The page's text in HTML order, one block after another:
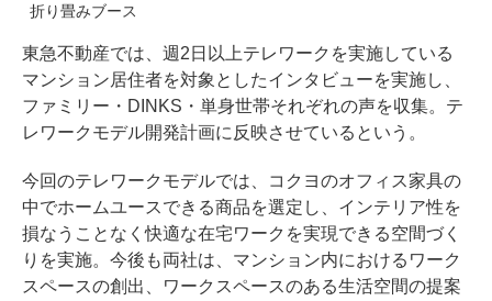
折り畳みブース
東急不動産では、週2日以上テレワークを実施している
マンション居住者を対象としたインタビューを実施し、
ファミリー・DINKS・単身世帯それぞれの声を収集。テ
レワークモデル開発計画に反映させているという。
今回のテレワークモデルでは、コクヨのオフィス家具の
中でホームユースできる商品を選定し、インテリア性を
損なうことなく快適な在宅ワークを実現できる空間づく
りを実施。今後も両社は、マンション内におけるワーク
スペースの創出、ワークスペースのある生活空間の提案